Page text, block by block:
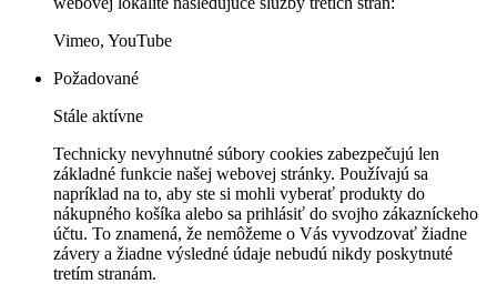
Vimeo, YouTube
Požadované
Stále aktívne
Technicky nevyhnutné súbory cookies zabezpečujú len
základné funkcie našej webovej stránky. Používajú sa
napríklad na to, aby ste si mohli vyberať produkty do
nákupného košíka alebo sa prihlásiť do svojho zákazníckeho
účtu. To znamená, že nemôžeme o Vás vyvodzovať žiadne
závery a žiadne výsledné údaje nebudú nikdy poskytnuté
tretím stranám.